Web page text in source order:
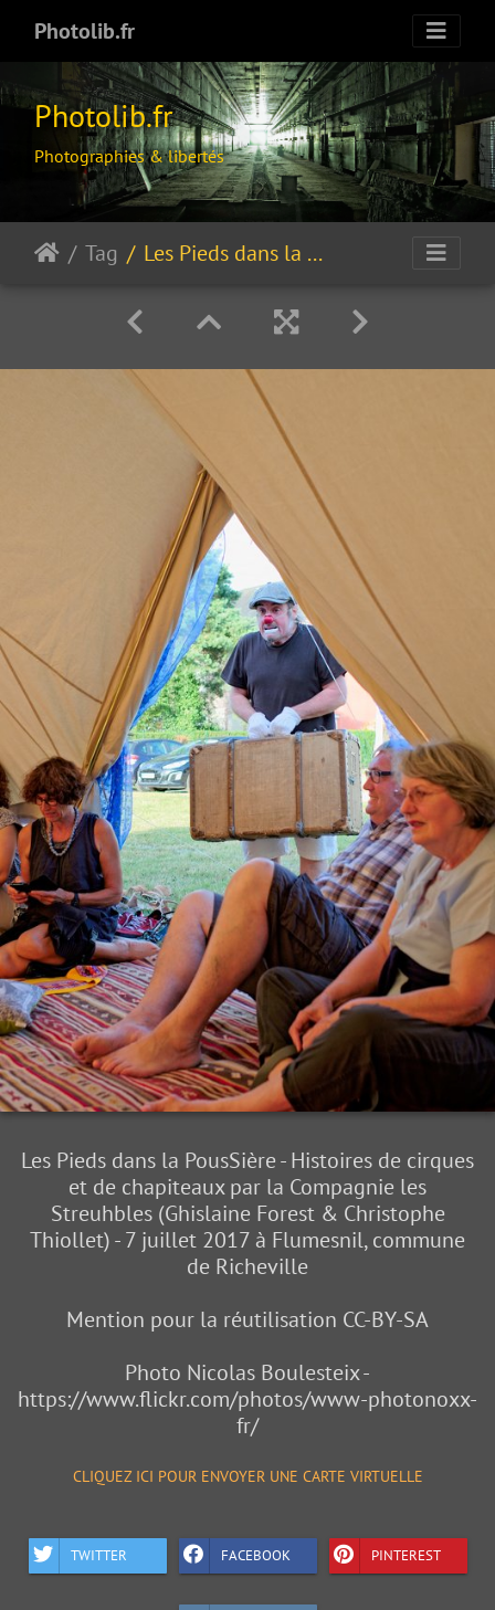
Photolib.fr
Photolib.fr
Photographies & libertés
Tag Les Pieds dans la PousSière
Les Pieds dans la PousSière - Histoires de cirques
et de chapiteaux par la Compagnie les
Streuhbles (Ghislaine Forest & Christophe
Thiollet) - 7 juillet 2017 à Flumesnil, commune
de Richeville
Mention pour la réutilisation CC-BY-SA
Photo Nicolas Boulesteix -
https://www.flickr.com/photos/www-photonoxx-
fr/
CLIQUEZ ICI POUR ENVOYER UNE CARTE VIRTUELLE
TWITTER FACEBOOK PINTEREST